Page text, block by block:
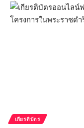
เกียรติบัตร